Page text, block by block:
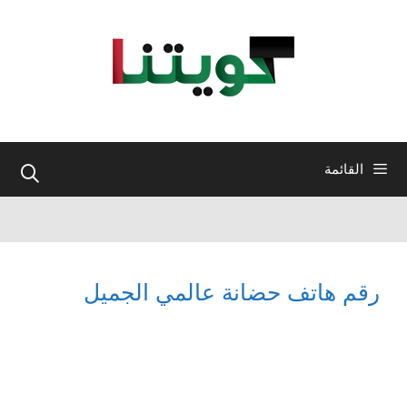
القائمة
رقم هاتف حضانة عالمي الجميل